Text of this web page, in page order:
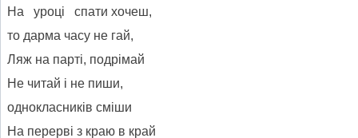
На уроці спати хочеш,
то дарма часу не гай,
Ляж на парті, подрімай
Не читай і не пиши,
однокласників сміши
На перерві з краю в край